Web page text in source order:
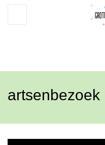
navigation
artsenbezoek